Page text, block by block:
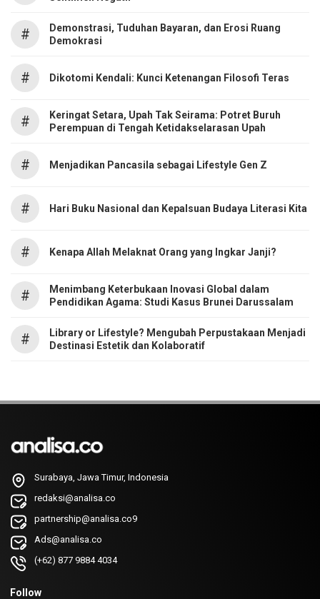
#
Demonstrasi, Tuduhan Bayaran, dan Erosi Ruang
Demokrasi
# Dikotomi Kendali: Kunci Ketenangan Filosofi Teras
#
Keringat Setara, Upah Tak Seirama: Potret Buruh
Perempuan di Tengah Ketidakselarasan Upah
# Menjadikan Pancasila sebagai Lifestyle Gen Z
# Hari Buku Nasional dan Kepalsuan Budaya Literasi Kita
# Kenapa Allah Melaknat Orang yang Ingkar Janji?
#
Menimbang Keterbukaan Inovasi Global dalam
Pendidikan Agama: Studi Kasus Brunei Darussalam
#
Library or Lifestyle? Mengubah Perpustakaan Menjadi
Destinasi Estetik dan Kolaboratif
Surabaya, Jawa Timur, Indonesia
redaksi@analisa.co
partnership@analisa.co9
Ads@analisa.co
(+62) 877 9884 4034
Follow